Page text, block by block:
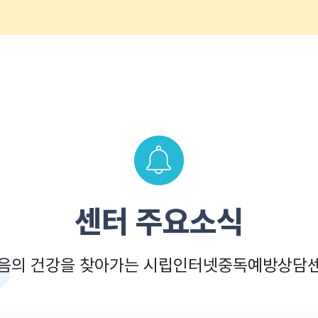
센터 주요소식
의 건강을 찾아가는 시립인터넷중독예방상담